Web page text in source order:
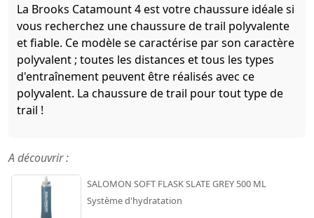
La Brooks Catamount 4 est votre chaussure idéale si
vous recherchez une chaussure de trail polyvalente
et fiable. Ce modèle se caractérise par son caractère
polyvalent ; toutes les distances et tous les types
d'entraînement peuvent être réalisés avec ce
polyvalent. La chaussure de trail pour tout type de
trail !
A découvrir :
SALOMON SOFT FLASK SLATE GREY 500 ML
Système d'hydratation